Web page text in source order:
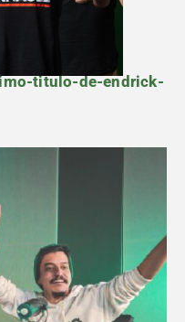
estevao-
titulo-de-endrick-